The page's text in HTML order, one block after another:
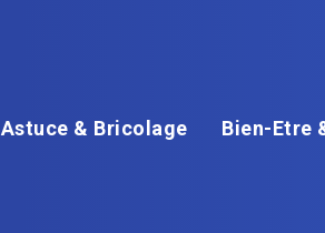
Astuce & Bricolage Bien-Etre